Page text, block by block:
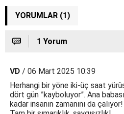
YORUMLAR (1)
1 Yorum
VD / 06 Mart 2025 10:39
Herhangi bir yöne iki-üç saat
dört gün ”kayboluyor”. Ana
kadar insanın zamanını da çalıyor!